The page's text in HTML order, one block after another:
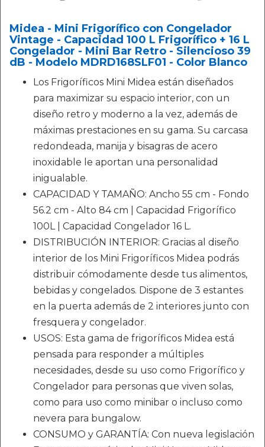
Midea - Mini Frigorífico con Congelador
Vintage - Capacidad 100 L Frigorífico + 16 L
Congelador - Mini Bar Retro - Silencioso 39
dB - Modelo MDRD168SLF01 - Color Blanco
Los Frigoríficos Mini Midea están diseñados
para maximizar su espacio interior, con un
diseño retro y moderno a la vez, además de
máximas prestaciones en su gama. Su carcasa
redondeada, manija y bisagras de acero
inoxidable le aportan una personalidad
inigualable.
CAPACIDAD Y TAMAÑO: Ancho 55 cm - Fondo
56.2 cm - Alto 84 cm | Capacidad Frigorífico
100L | Capacidad Congelador 16 L.
DISTRIBUCIÓN INTERIOR: Gracias al diseño
interior de los Mini Frigoríficos Midea podrás
distribuir cómodamente desde tus alimentos,
bebidas y congelados. Dispone de 3 estantes
en la puerta además de 2 interiores junto con
fresquera y congelador.
USOS: Esta gama de frigoríficos Midea está
pensada para responder a múltiples
necesidades, desde su uso como Frigorífico y
Congelador para personas que viven solas,
como para uso como minibar o incluso como
nevera para bungalow.
CONSUMO y GARANTÍA: Con nueva legislación